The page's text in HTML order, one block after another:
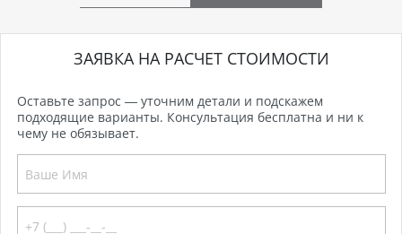
ЗАЯВКА НА РАСЧЕТ СТОИМОСТИ
Оставьте запрос — уточним детали и подскажем
подходящие варианты. Консультация бесплатна и ни к
чему не обязывает.